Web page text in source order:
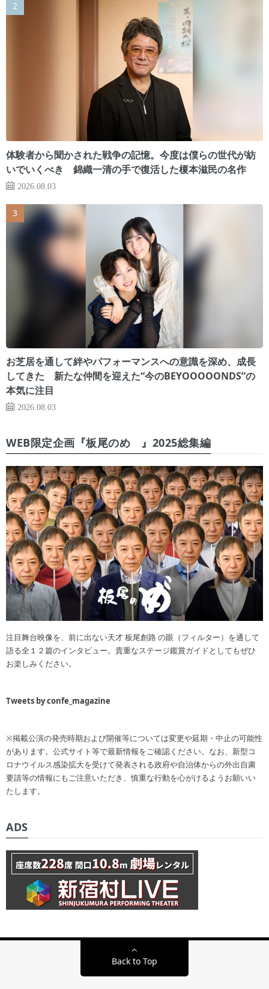
体験者から聞かされた戦争の記憶。今度は僕らの世代が紡
いでいくべき 錦織一清の手で復活した榎本滋民の名作
2026.08.03
お芝居を通して絆やパフォーマンスへの意識を深め、成長
してきた 新たな仲間を迎えた“今のBEYOOOOONDS”の
本気に注目
2026.08.03
WEB限定企画『板尾のめ゙』2025総集編
注目舞台映像を、前に出ない天才 板尾創路 の眼（フィルター）を通して
語る全１２篇のインタビュー。貴重なステージ鑑賞ガイドとしてもぜひ
お楽しみください。
Tweets by confe_magazine
※掲載公演の発売時期および開催等については変更や延期・中止の可能性
があります。公式サイト等で最新情報をご確認ください。なお、新型コ
ロナウイルス感染拡大を受けて発表される政府や自治体からの外出自粛
要請等の情報にもご注意いただき、慎重な行動を心がけるようお願いい
たします。
ADS
Back to Top